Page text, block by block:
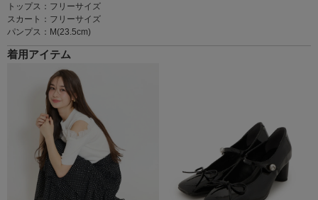
トップス：フリーサイズ
スカート：フリーサイズ
パンプス：M(23.5cm)
着用アイテム